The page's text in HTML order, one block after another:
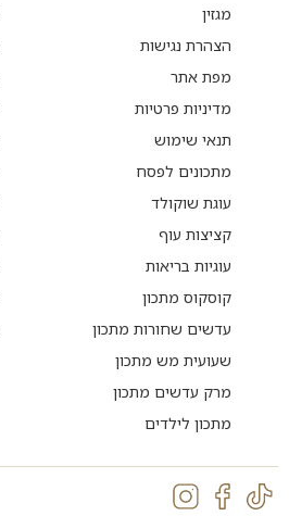
מגזין
הצהרת נגישות
מפת אתר
מדיניות פרטיות
תנאי שימוש
מתכונים לפסח
עוגת שוקולד
קציצות עוף
עוגיות בריאות
קוסקוס מתכון
עדשים שחורות מתכון
שעועית מש מתכון
מרק עדשים מתכון
מתכון לילדים